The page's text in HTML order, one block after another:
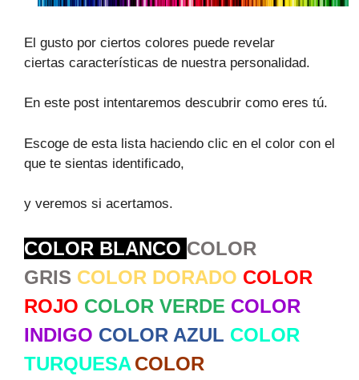
El gusto por ciertos colores puede revelar
ciertas características de nuestra personalidad.
En este post intentaremos descubrir como eres tú.
Escoge de esta lista haciendo clic en el color con el
que te sientas identificado,
y veremos si acertamos.
COLOR BLANCO COLOR
GRIS COLOR DORADO COLOR
ROJO COLOR VERDE COLOR
INDIGO COLOR AZUL COLOR
TURQUESACOLOR